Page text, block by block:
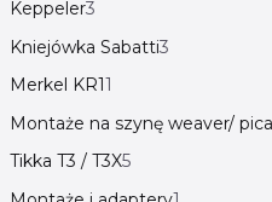
Keppeler3
Kniejówka Sabatti3
Merkel KR11
Montaże na szynę weaver/
Tikka T3 / T3X5